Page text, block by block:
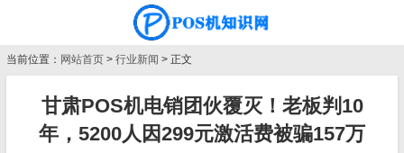
当前位置： 网站首页 > 行业新闻 > 正文
甘肃POS机电销团伙覆灭！老板判10
年，5200人因299元激活费被骗157万